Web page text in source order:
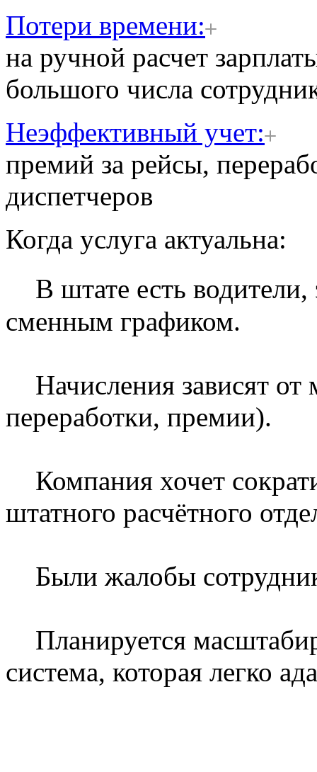
Потери времени:
на ручной расчет
большого числа
Неэффективный учет:
премий за рейсы,
диспетчеров
Когда услуга актуальна:
В штате есть
сменным графиком.
Начисления зависят
переработки, премии).
Компания хочет
штатного расчётного
Были жалобы
Планируется
система, которая легко